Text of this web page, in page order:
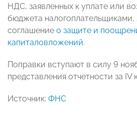
НДС, заявленных к уплате или
бюджета
соглашение о защите и
капиталовложений.
Поправки вступают в силу 9
представления отчетности за IV
Источник: ФНС